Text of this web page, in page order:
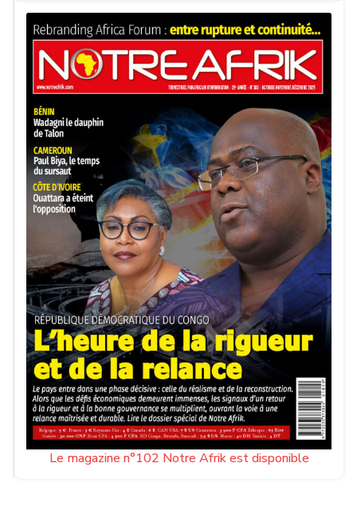
Le magazine n°102 Notre Afrik est disponible